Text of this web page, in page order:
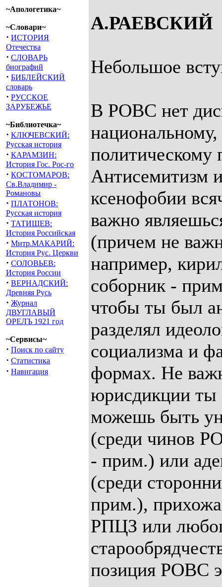
~Апологетика~
~Словари~
· ИСТОРИЯ
Отечества
· СЛОВАРЬ
биографий
· БИБЛЕЙСКИЙ
словарь
· РУССКОЕ
ЗАРУБЕЖЬЕ
~Библиотечка~
· КЛЮЧЕВСКИЙ:
Русская история
· КАРАМЗИН:
История Гос. Рос-го
· КОСТОМАРОВ:
Св.Владимир -
Романовы
· ПЛАТОНОВ:
Русская история
· ТАТИЩЕВ:
История Российская
· Митр.МАКАРИЙ:
История Рус. Церкви
· СОЛОВЬЕВ:
История России
· ВЕРНАДСКИЙ:
Древняя Русь
· Журнал
ДВУГЛАВЫЙ
ОРЕЛЪ 1921 год
~Сервисы~
· Поиск по сайту
· Статистика
· Навигация
А.РАЕВСКИЙ
Небольшое
В РОВС нет
политическому
Антисемитизм
ксенофобии
важно
(причем не
например,
соборник -
чтобы ты был
разделял
социализма и
формах. Не
юрисдикции
можешь быть
(среди чинов
- прим.) или
(среди
прим.),
РПЦЗ или
позиция РОВС